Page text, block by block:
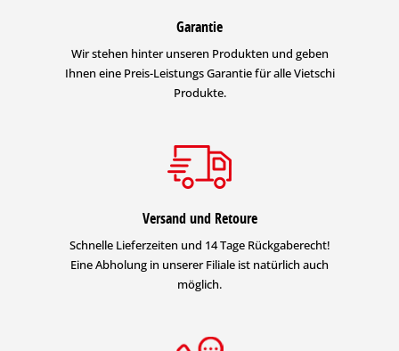
Garantie
Wir stehen hinter unseren Produkten und geben
Ihnen eine Preis-Leistungs Garantie für alle Vietschi
Produkte.
Versand und Retoure
Schnelle Lieferzeiten und 14 Tage Rückgaberecht!
Eine Abholung in unserer Filiale ist natürlich auch
möglich.